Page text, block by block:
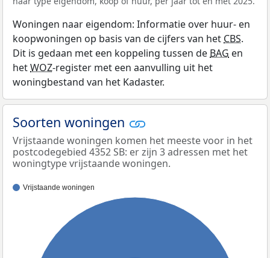
Woningen naar eigendom: Informatie over huur- en
koopwoningen op basis van de cijfers van het CBS.
Dit is gedaan met een koppeling tussen de BAG en
hetWOZ-register met een aanvulling uit het
woningbestand van het Kadaster.
Soorten woningen
Vrijstaande woningen komen het meeste voor in het
postcodegebied 4352 SB: er zijn 3 adressen met het
woningtype vrijstaande woningen.
Vrijstaande woningen